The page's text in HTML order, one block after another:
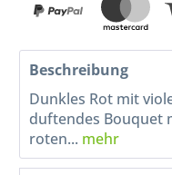
Beschreibung
Dunkles Rot mit
duftendes Bouquet
roten... mehr